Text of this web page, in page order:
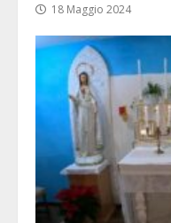
18 Maggio 2024